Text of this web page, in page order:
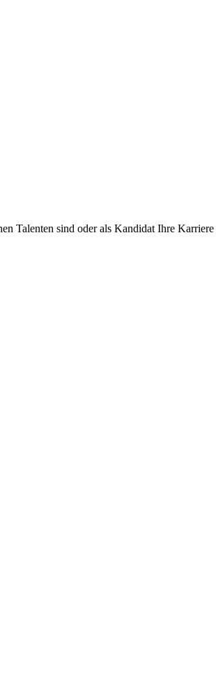
Talenten sind oder als Kandidat Ihre